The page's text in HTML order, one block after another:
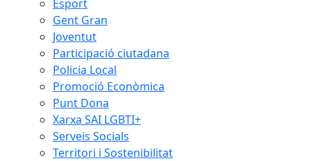
Esport
Gent Gran
Joventut
Participació ciutadana
Policia Local
Promoció Econòmica
Punt Dona
Xarxa SAI LGBTI+
Serveis Socials
Territori i Sostenibilitat